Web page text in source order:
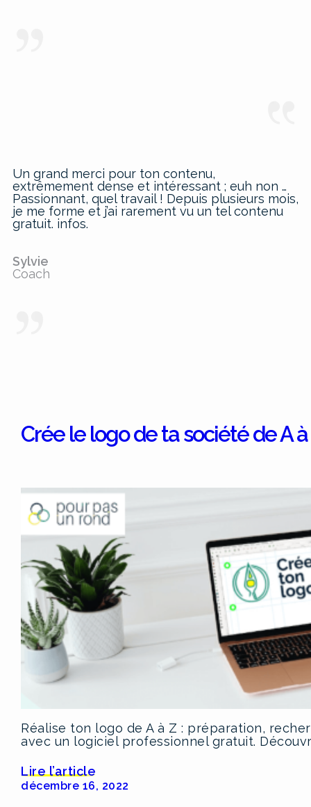
Un grand merci pour ton contenu,
extrêmement dense et intéressant ; euh non …
Passionnant, quel travail ! Depuis plusieurs mois,
je me forme et j’ai rarement vu un tel contenu
gratuit. infos.
Sylvie
Coach
Crée le logo de ta société de A
Réalise ton logo de A à Z : préparation,
avec un logiciel professionnel gratuit.
Lire l’article
décembre 16, 2022